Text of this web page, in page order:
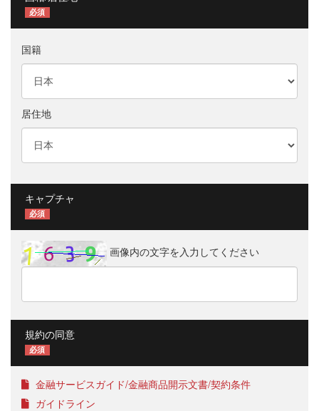
必須
国籍
居住地
キャプチャ
必須
画像内の文字を入力してください
規約の同意
必須
金融サービスガイド/金融商品開示文書/契約条件
ガイドライン